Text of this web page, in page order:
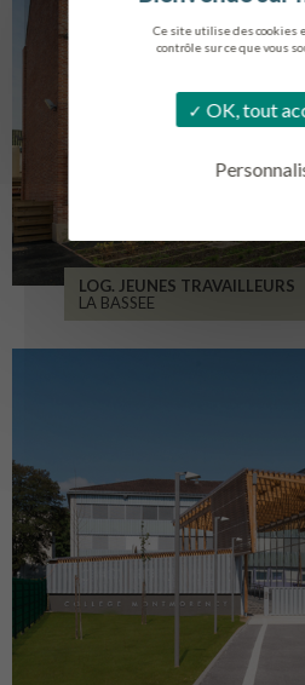
Ce site utilise des cookies
contrôle sur ce que vous
OK, tout
LOG. JEUNES TRAVAILLEURS
LA BASSEE